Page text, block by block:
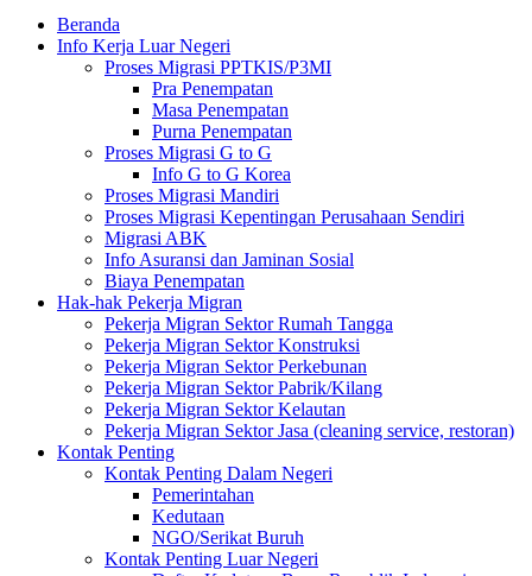
Beranda
Info Kerja Luar Negeri
Proses Migrasi PPTKIS/P3MI
Pra Penempatan
Masa Penempatan
Purna Penempatan
Proses Migrasi G to G
Info G to G Korea
Proses Migrasi Mandiri
Proses Migrasi Kepentingan Perusahaan Sendiri
Migrasi ABK
Info Asuransi dan Jaminan Sosial
Biaya Penempatan
Hak-hak Pekerja Migran
Pekerja Migran Sektor Rumah Tangga
Pekerja Migran Sektor Konstruksi
Pekerja Migran Sektor Perkebunan
Pekerja Migran Sektor Pabrik/Kilang
Pekerja Migran Sektor Kelautan
Pekerja Migran Sektor Jasa (cleaning service, restoran)
Kontak Penting
Kontak Penting Dalam Negeri
Pemerintahan
Kedutaan
NGO/Serikat Buruh
Kontak Penting Luar Negeri